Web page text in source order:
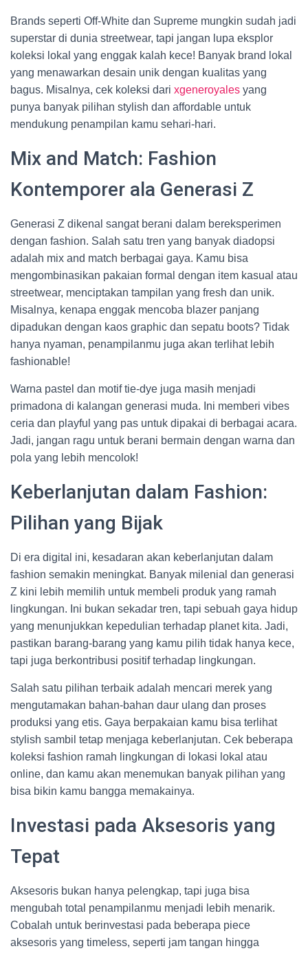
Brands seperti Off-White dan Supreme mungkin sudah jadi
superstar di dunia streetwear, tapi jangan lupa eksplor
koleksi lokal yang enggak kalah kece! Banyak brand lokal
yang menawarkan desain unik dengan kualitas yang
bagus. Misalnya, cek koleksi dari xgeneroyales yang
punya banyak pilihan stylish dan affordable untuk
mendukung penampilan kamu sehari-hari.
Mix and Match: Fashion
Kontemporer ala Generasi Z
Generasi Z dikenal sangat berani dalam bereksperimen
dengan fashion. Salah satu tren yang banyak diadopsi
adalah mix and match berbagai gaya. Kamu bisa
mengombinasikan pakaian formal dengan item kasual atau
streetwear, menciptakan tampilan yang fresh dan unik.
Misalnya, kenapa enggak mencoba blazer panjang
dipadukan dengan kaos graphic dan sepatu boots? Tidak
hanya nyaman, penampilanmu juga akan terlihat lebih
fashionable!
Warna pastel dan motif tie-dye juga masih menjadi
primadona di kalangan generasi muda. Ini memberi vibes
ceria dan playful yang pas untuk dipakai di berbagai acara.
Jadi, jangan ragu untuk berani bermain dengan warna dan
pola yang lebih mencolok!
Keberlanjutan dalam Fashion:
Pilihan yang Bijak
Di era digital ini, kesadaran akan keberlanjutan dalam
fashion semakin meningkat. Banyak milenial dan generasi
Z kini lebih memilih untuk membeli produk yang ramah
lingkungan. Ini bukan sekadar tren, tapi sebuah gaya hidup
yang menunjukkan kepedulian terhadap planet kita. Jadi,
pastikan barang-barang yang kamu pilih tidak hanya kece,
tapi juga berkontribusi positif terhadap lingkungan.
Salah satu pilihan terbaik adalah mencari merek yang
mengutamakan bahan-bahan daur ulang dan proses
produksi yang etis. Gaya berpakaian kamu bisa terlihat
stylish sambil tetap menjaga keberlanjutan. Cek beberapa
koleksi fashion ramah lingkungan di lokasi lokal atau
online, dan kamu akan menemukan banyak pilihan yang
bisa bikin kamu bangga memakainya.
Investasi pada Aksesoris yang
Tepat
Aksesoris bukan hanya pelengkap, tapi juga bisa
mengubah total penampilanmu menjadi lebih menarik.
Cobalah untuk berinvestasi pada beberapa piece
aksesoris yang timeless, seperti jam tangan hingga